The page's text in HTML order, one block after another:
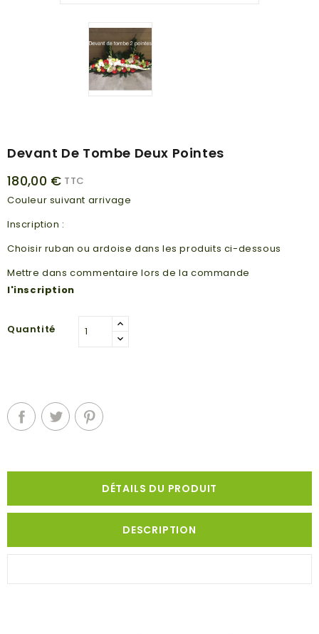
Devant De Tombe Deux Pointes
180,00 € TTC
Couleur suivant arrivage
Inscription :
Choisir ruban ou ardoise dans les produits ci-dessous
Mettre dans commentaire lors de la commande
l'inscription
Quantité
DÉTAILS DU PRODUIT
DESCRIPTION